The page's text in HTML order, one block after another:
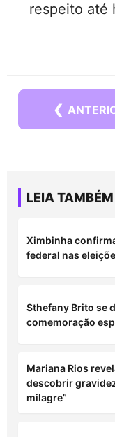
respeito até
❮
LEIA TAMBÉM
Ximbinha
federal nas
Sthefany Brito se
comemoração
Mariana Rios
descobrir
milagre”